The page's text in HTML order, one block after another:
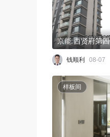
钱顺利 08-07
样板间